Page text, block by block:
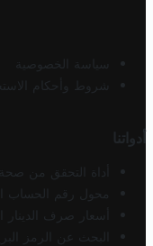
سياسة الخصوصية
شروط وأحكام
أدواتنا
أداة التحقق من
محول رقم الحساب
أسعار صرف الدينار
البحث عن الرمز